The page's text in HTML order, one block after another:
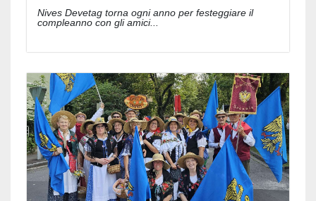
Nives Devetag torna ogni anno per festeggiare il
compleanno con gli amici...